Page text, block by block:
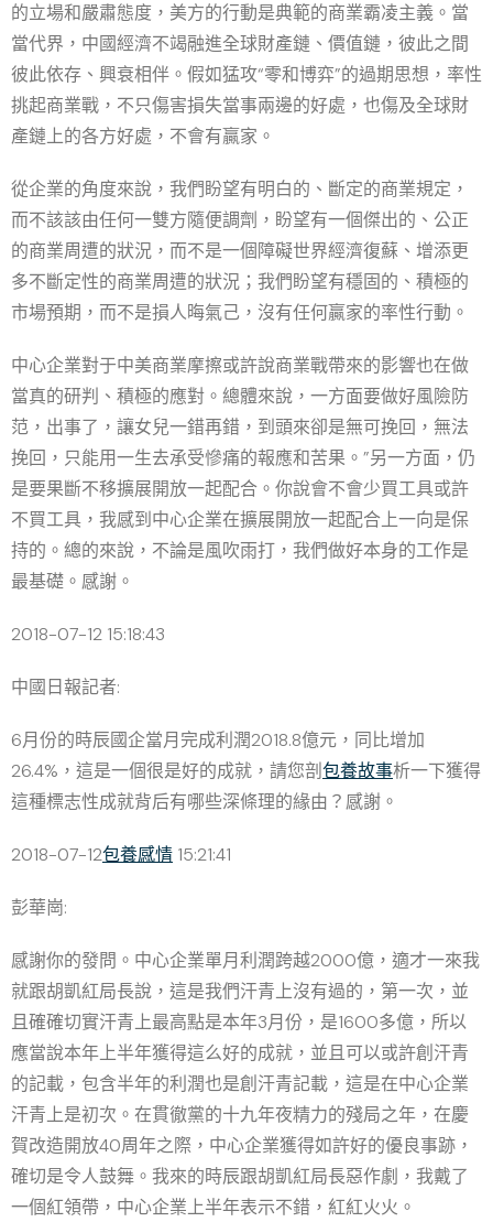
的立場和嚴肅態度，美方的行動是典範的商業霸凌主義。當
當代界，中國經濟不竭融進全球財產鏈、價值鏈，彼此之間
彼此依存、興衰相伴。假如猛攻“零和博弈”的過期思想，率性
挑起商業戰，不只傷害損失當事兩邊的好處，也傷及全球財
產鏈上的各方好處，不會有贏家。
從企業的角度來說，我們盼望有明白的、斷定的商業規定，
而不該該由任何一雙方隨便調劑，盼望有一個傑出的、公正
的商業周遭的狀況，而不是一個障礙世界經濟復蘇、增添更
多不斷定性的商業周遭的狀況；我們盼望有穩固的、積極的
市場預期，而不是損人晦氣己，沒有任何贏家的率性行動。
中心企業對于中美商業摩擦或許說商業戰帶來的影響也在做
當真的研判、積極的應對。總體來說，一方面要做好風險防
范，出事了，讓女兒一錯再錯，到頭來卻是無可挽回，無法
挽回，只能用一生去承受慘痛的報應和苦果。”另一方面，仍
是要果斷不移擴展開放一起配合。你說會不會少買工具或許
不買工具，我感到中心企業在擴展開放一起配合上一向是保
持的。總的來說，不論是風吹雨打，我們做好本身的工作是
最基礎。感謝。
2018-07-12 15:18:43
中國日報記者:
6月份的時辰國企當月完成利潤2018.8億元，同比增加
26.4%，這是一個很是好的成就，請您剖包養故事析一下獲得
這種標志性成就背后有哪些深條理的緣由？感謝。
2018-07-12包養感情 15:21:41
彭華崗:
感謝你的發問。中心企業單月利潤跨越2000億，適才一來我
就跟胡凱紅局長說，這是我們汗青上沒有過的，第一次，並
且確確切實汗青上最高點是本年3月份，是1600多億，所以
應當說本年上半年獲得這么好的成就，並且可以或許創汗青
的記載，包含半年的利潤也是創汗青記載，這是在中心企業
汗青上是初次。在貫徹黨的十九年夜精力的殘局之年，在慶
賀改造開放40周年之際，中心企業獲得如許好的優良事跡，
確切是令人鼓舞。我來的時辰跟胡凱紅局長惡作劇，我戴了
一個紅領帶，中心企業上半年表示不錯，紅紅火火。